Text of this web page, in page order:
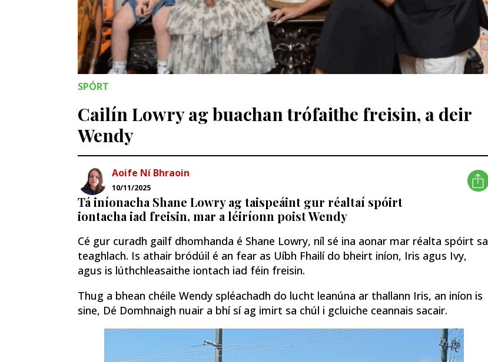
SPÓRT
Cailín Lowry ag buachan trófaithe freisin, a deir
Wendy
Aoife Ní Bhraoin
10/11/2025
Tá iníonacha Shane Lowry ag taispeáint gur réaltaí spóirt
iontacha iad freisin, mar a léiríonn poist Wendy
Cé gur curadh gailf dhomhanda é Shane Lowry, níl sé ina aonar mar réalta spóirt sa
teaghlach. Is athair bródúil é an fear as Uíbh Fhailí do bheirt iníon, Iris agus Ivy,
agus is lúthchleasaithe iontach iad féin freisin.
Thug a bhean chéile Wendy spléachadh do lucht leanúna ar thallann Iris, an iníon is
sine, Dé Domhnaigh nuair a bhí sí ag imirt sa chúl i gcluiche ceannais sacair.